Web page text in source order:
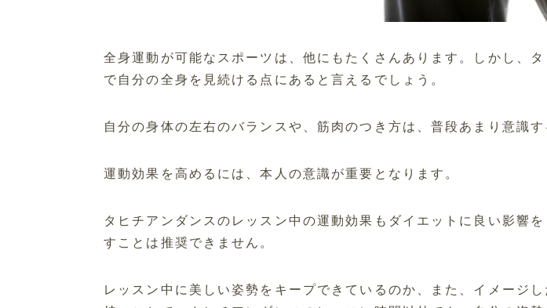
全身運動が可能なスポーツは、他にもたくさんあります。しかし、
で自分の全身を見続ける点にあると言えるでしょう。
自分の身体の左右のバランスや、筋肉のつき方は、普段あまり意識
運動効果を高めるには、本人の意識が重要となります。
タヒチアンダンスのレッスン中の運動効果もダイエットに良い影響
すことは推奨できません。
レッスン中に美しい姿勢をキープできているのか、また、イメージ